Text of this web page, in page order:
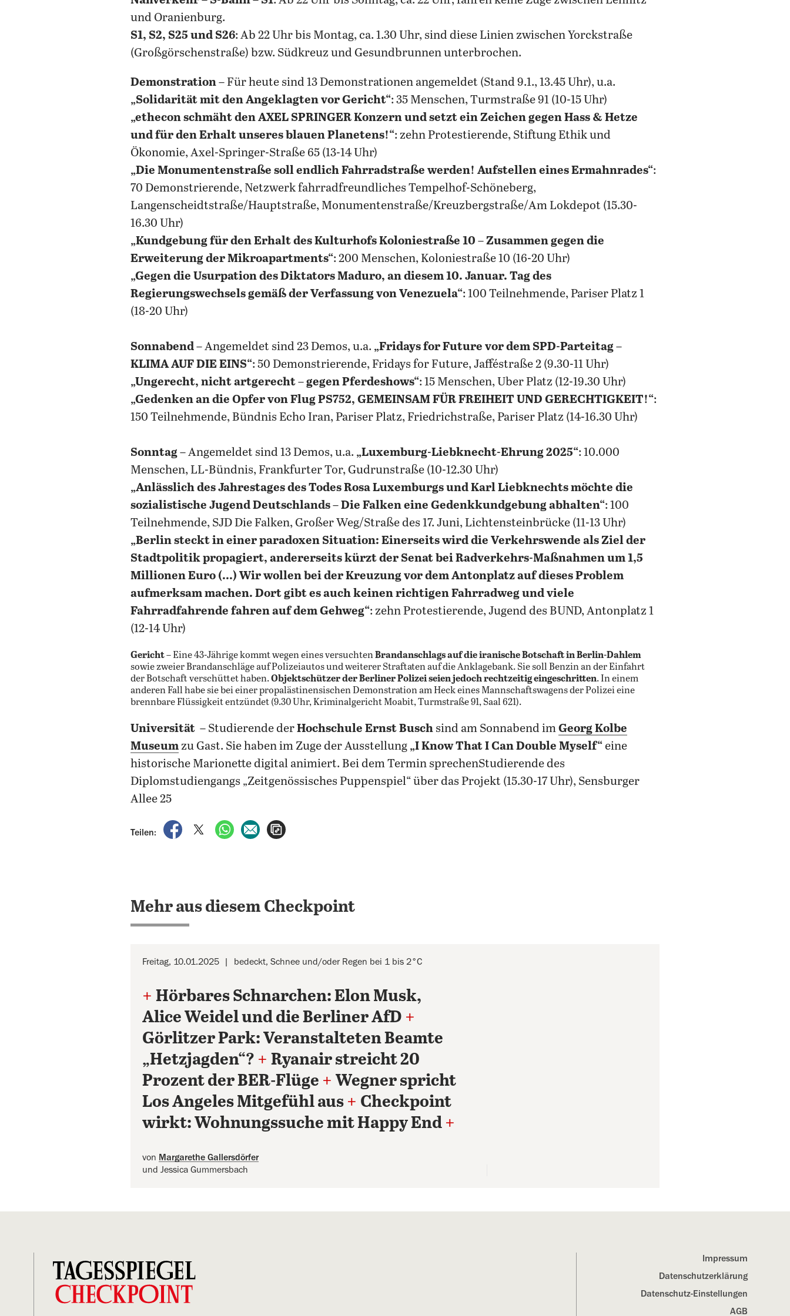
und Oranienburg.
S1, S2, S25 und S26: Ab 22 Uhr bis Montag, ca. 1.30 Uhr, sind diese Linien zwischen Yorckstraße
(Großgörschenstraße) bzw. Südkreuz und Gesundbrunnen unterbrochen.
Demonstration– Für heute sind 13 Demonstrationen angemeldet (Stand 9.1., 13.45 Uhr), u.a.
„Solidarität mit den Angeklagten vor Gericht“: 35 Menschen, Turmstraße 91 (10-15 Uhr)
„ethecon schmäht den AXEL SPRINGER Konzern und setzt ein Zeichen gegen Hass & Hetze
und für den Erhalt unseres blauen Planetens!“: zehn Protestierende, Stiftung Ethik und
Ökonomie, Axel-Springer-Straße 65 (13-14 Uhr)
„Die Monumentenstraße soll endlich Fahrradstraße werden! Aufstellen eines Ermahnrades“:
70 Demonstrierende, Netzwerk fahrradfreundliches Tempelhof-Schöneberg,
Langenscheidtstraße/Hauptstraße, Monumentenstraße/Kreuzbergstraße/Am Lokdepot (15.30-
16.30 Uhr)
„Kundgebung für den Erhalt des Kulturhofs Koloniestraße 10 – Zusammen gegen die
Erweiterung der Mikroapartments“: 200 Menschen, Koloniestraße 10 (16-20 Uhr)
„Gegen die Usurpation des Diktators Maduro, an diesem 10. Januar. Tag des
Regierungswechsels gemäß der Verfassung von Venezuela“: 100 Teilnehmende, Pariser Platz 1
(18-20 Uhr)
Sonnabend– Angemeldet sind 23 Demos, u.a. „Fridays for Future vor dem SPD-Parteitag –
KLIMA AUF DIE EINS“: 50 Demonstrierende, Fridays for Future, Jafféstraße 2 (9.30-11 Uhr)
„Ungerecht, nicht artgerecht – gegen Pferdeshows“: 15 Menschen, Uber Platz (12-19.30 Uhr)
„Gedenken an die Opfer von Flug PS752, GEMEINSAM FÜR FREIHEIT UND GERECHTIGKEIT!“:
150 Teilnehmende, Bündnis Echo Iran, Pariser Platz, Friedrichstraße, Pariser Platz (14-16.30 Uhr)
Sonntag – Angemeldet sind 13 Demos, u.a. „Luxemburg-Liebknecht-Ehrung 2025“: 10.000
Menschen, LL-Bündnis, Frankfurter Tor, Gudrunstraße (10-12.30 Uhr)
„Anlässlich des Jahrestages des Todes Rosa Luxemburgs und Karl Liebknechts möchte die
sozialistische Jugend Deutschlands – Die Falken eine Gedenkkundgebung abhalten“: 100
Teilnehmende, SJD Die Falken, Großer Weg/Straße des 17. Juni, Lichtensteinbrücke (11-13 Uhr)
„Berlin steckt in einer paradoxen Situation: Einerseits wird die Verkehrswende als Ziel der
Stadtpolitik propagiert, andererseits kürzt der Senat bei Radverkehrs-Maßnahmen um 1,5
Millionen Euro (...) Wir wollen bei der Kreuzung vor dem Antonplatz auf dieses Problem
aufmerksam machen. Dort gibt es auch keinen richtigen Fahrradweg und viele
Fahrradfahrende fahren auf dem Gehweg“: zehn Protestierende, Jugend des BUND, Antonplatz 1
(12-14 Uhr)
Gericht– Eine 43-Jährige kommt wegen eines versuchtenBrandanschlags auf die iranische Botschaft in Berlin-Dahlem
sowie zweier Brandanschläge auf Polizeiautos und weiterer Straftaten auf die Anklagebank. Sie soll Benzin an der Einfahrt
der Botschaft verschüttet haben.Objektschützer der Berliner Polizei seien jedoch rechtzeitig eingeschritten. In einem
anderen Fall habe sie bei einer propalästinensischen Demonstration am Heck eines Mannschaftswagens der Polizei eine
brennbare Flüssigkeit entzündet (9.30 Uhr, Kriminalgericht Moabit, Turmstraße 91, Saal 621).
Universität – Studierende derHochschule Ernst Busch sind am Sonnabend imGeorg Kolbe
Museum zu Gast. Sie haben im Zuge der Ausstellung „I Know That I Can Double Myself“eine
historische Marionette digital animiert. Bei dem Termin sprechenStudierende des
Diplomstudiengangs „Zeitgenössisches Puppenspiel“ über das Projekt (15.30-17 Uhr), Sensburger
Allee 25
Teilen:
auf Facebook teilen
auf X teilenper WhatsApp teilen
per E-Mail teilen
Mehr aus diesem Checkpoint
Freitag, 10.01.2025 bedeckt, Schnee und/oder Regen bei 1 bis 2°C
+ Hörbares Schnarchen: Elon Musk,
Alice Weidel und die Berliner AfD +
Görlitzer Park: Veranstalteten Beamte
„Hetzjagden“? + Ryanair streicht 20
Prozent der BER-Flüge + Wegner spricht
Los Angeles Mitgefühl aus + Checkpoint
wirkt: Wohnungssuche mit Happy End +
von Margarethe Gallersdörfer
und Jessica Gummersbach
Impressum
Datenschutz­erklärung
Datenschutz-Einstellungen
AGB